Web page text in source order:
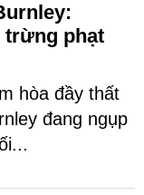
trừng phạt
hòa đầy thất
đang ngụp